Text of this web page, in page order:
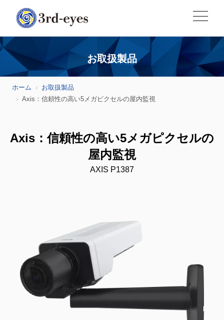
お取扱製品
ホーム
お取扱製品
Axis：信頼性の高い5メガピクセルの屋内監視
Axis：信頼性の高い5メガピクセルの
屋内監視
AXIS P1387